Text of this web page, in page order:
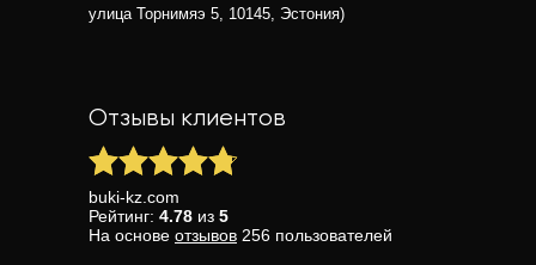
улица Торнимяэ 5, 10145, Эстония)
Отзывы клиентов
buki-kz.com
Рейтинг: 4.78 из 5
На основе отзывов 256 пользователей